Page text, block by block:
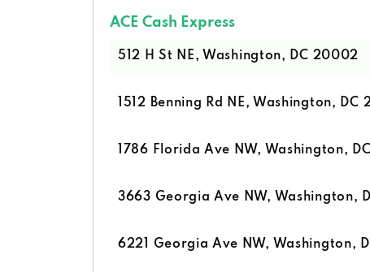
ACE Cash Express
512 H St NE, Washington, DC 20002
1512 Benning Rd NE, Washington, DC
1786 Florida Ave NW, Washington,
3663 Georgia Ave NW, Washington,
6221 Georgia Ave NW, Washington,